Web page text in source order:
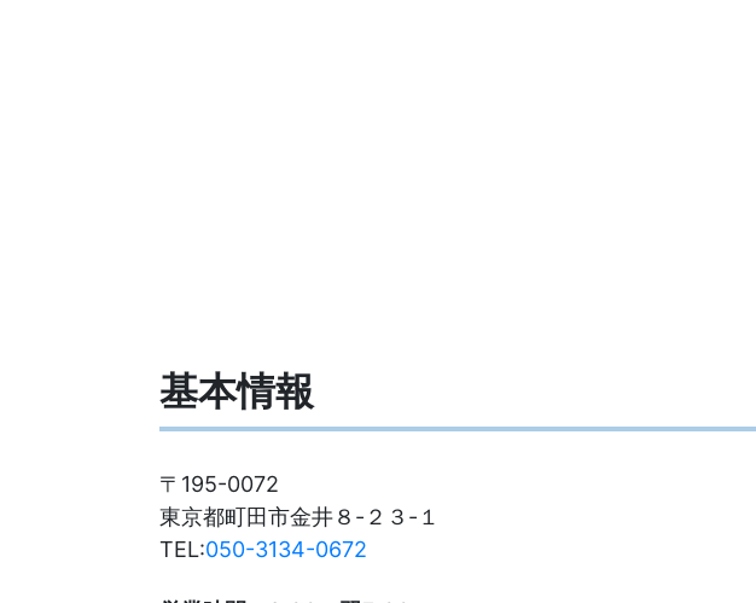
基本情報
〒195-0072
東京都町田市金井８-２３-１
TEL:050-3134-0672